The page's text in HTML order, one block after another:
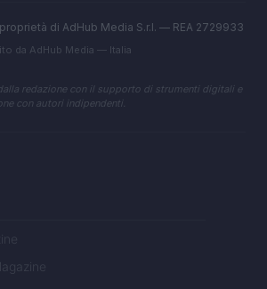
di AdHub Media S.r.l. — REA 2729933
da AdHub Media — Italia
redazione con il supporto di strumenti digitali e
con autori indipendenti.